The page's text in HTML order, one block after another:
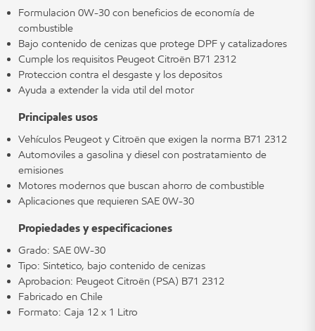
Formulación 0W-30 con beneficios de economía de
combustible
Bajo contenido de cenizas que protege DPF y catalizadores
Cumple los requisitos Peugeot Citroën B71 2312
Protección contra el desgaste y los depósitos
Ayuda a extender la vida útil del motor
Principales usos
Vehículos Peugeot y Citroën que exigen la norma B71 2312
Automóviles a gasolina y diésel con postratamiento de
emisiones
Motores modernos que buscan ahorro de combustible
Aplicaciones que requieren SAE 0W-30
Propiedades y especificaciones
Grado: SAE 0W-30
Tipo: Sintético, bajo contenido de cenizas
Aprobación: Peugeot Citroën (PSA) B71 2312
Fabricado en Chile
Formato: Caja 12 x 1 Litro